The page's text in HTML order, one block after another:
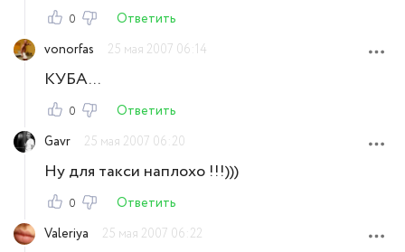
0
Ответить
vonorfas
25 мая 2007 06:14
КУБА...
0
Ответить
Gavr
25 мая 2007 06:20
Ну для такси наплохо !!!)))
0
Ответить
Valeriya
25 мая 2007 06:22